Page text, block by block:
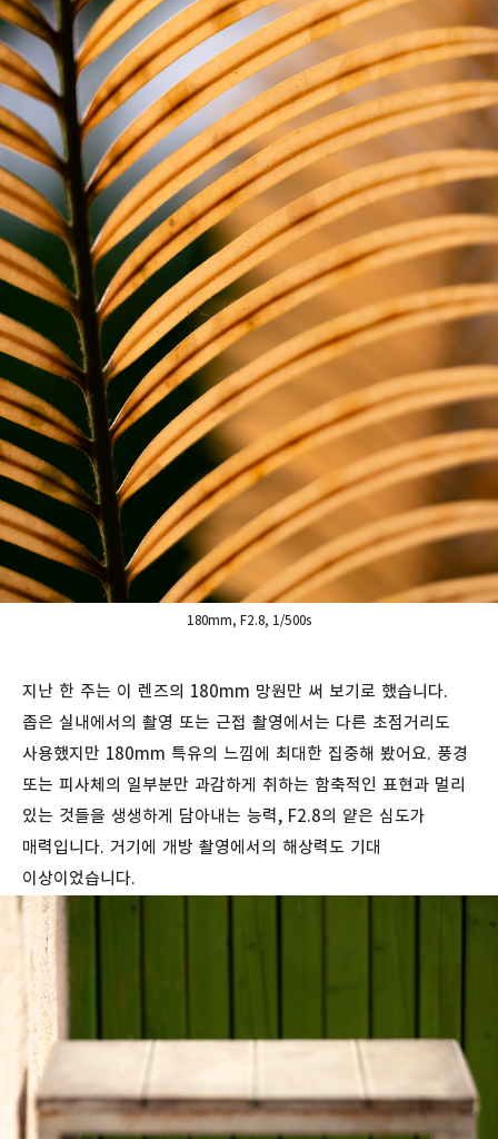
180mm, F2.8, 1/500s
지난 한 주는 이 렌즈의 180mm 망원만 써 보기로 했습니다.
좁은 실내에서의 촬영 또는 근접 촬영에서는 다른 초점거리도
사용했지만 180mm 특유의 느낌에 최대한 집중해 봤어요. 풍경
또는 피사체의 일부분만 과감하게 취하는 함축적인 표현과 멀리
있는 것들을 생생하게 담아내는 능력, F2.8의 얕은 심도가
매력입니다. 거기에 개방 촬영에서의 해상력도 기대
이상이었습니다.